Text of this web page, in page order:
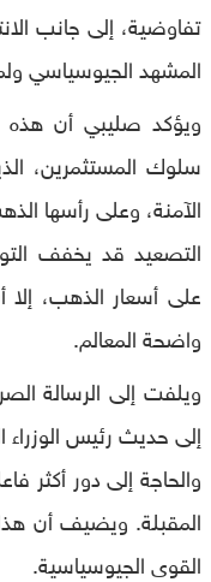
تفاوضية، إلى جانب
المشهد الجيوسياسي
ويؤكد صليبي أن
سلوك المستثمرين،
الآمنة، وعلى رأسها
التصعيد قد يخفف
على أسعار الذهب، إلا
واضحة المعالم.
ويلفت إلى الرسالة
إلى حديث رئيس الوزراء
والحاجة إلى دور أكثر
المقبلة. ويضيف أن
القوى الجيوسياسية.